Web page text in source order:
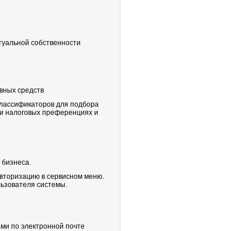
собственности
средств
для подбора
налоговых преференциях и
в сервисном меню.
системы.
по электронной почте